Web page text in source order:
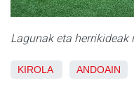
Lagunak eta
KIROLA ANDOAIN